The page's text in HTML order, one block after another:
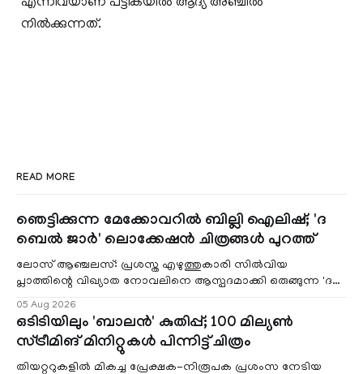
എന്നിവയാണ് പട്ടികയില്‍ ആദ്യ അഞ്ചില്‍
നില്‍ക്കുന്നത്.
READ MORE
ഞെട്ടിക്കുന്ന മേക്കോവറിൽ ബില്ലി ഐലിഷ്; 'ദ
ബെൽ ജാർ' ലൊക്കേഷൻ ചിത്രങ്ങൾ പുറത്ത്
ലോസ് ആഞ്ചലസ്: പ്രശസ്ത എഴുത്തുകാരി സിൽവിയ
പ്ലാത്തിന്റെ വിഖ്യാത നോവലിനെ ആസ്പദമാക്കി ഒരുങ്ങുന്ന 'ദ
ബെൽ ജാർ' എന്ന ചിത്രത്തി
05 Aug 2026
ഒടിടിയിലും 'ബാലൻ' കുതിപ്പ്; 100 മില്യൺ
സ്ട്രീമിങ് മിനിറ്റുകൾ പിന്നിട്ട് ചിത്രം
തിയറ്ററുകളിൽ മികച്ച പ്രേക്ഷക-നിരൂപക പ്രശംസ നേടിയ